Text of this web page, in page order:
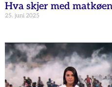
Hva skjer med
25. juni 2025